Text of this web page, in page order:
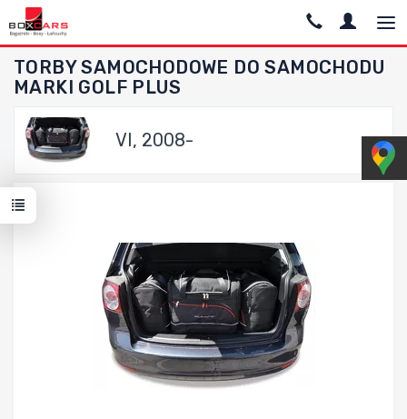
TORBY SAMOCHODOWE DO SAMOCHODU
MARKI GOLF PLUS
VI, 2008-